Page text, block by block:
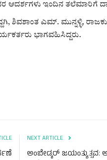
ಆದರ್ಶಗಳು ಇಂದಿನ ತಲೆಮಾರಿಗೆ
ಎಮ್. ಮುನ್ನಳ್ಳಿ,
ಭಾಗವಹಿಸಿದ್ದರು.
NEXT ARTICLE
ಅಂಬೇಡ್ಕರ್ ಜಯಂತ್ಯುತ್ಸವ: